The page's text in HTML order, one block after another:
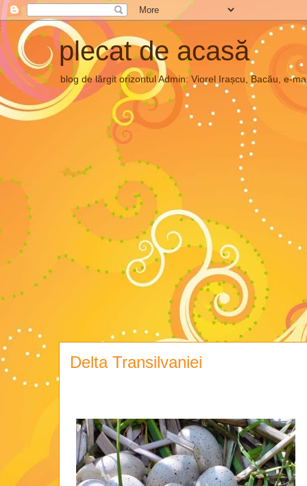
plecat de acasă
blog de lărgit orizontul Admin: Viorel Irașcu, Bacău, e-
Delta Transilvaniei